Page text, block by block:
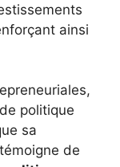
ainsi
politique
sa
de